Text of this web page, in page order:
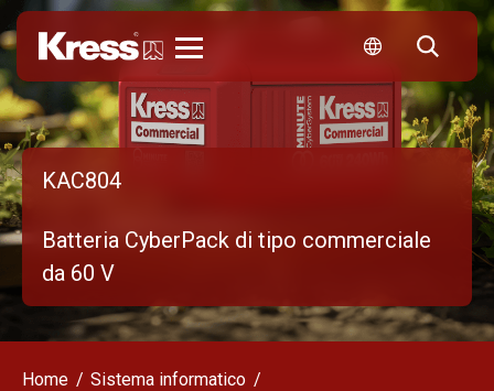
KAC804
Batteria CyberPack di tipo commerciale
da 60 V
Home
Sistema informatico